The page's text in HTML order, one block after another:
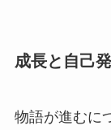
成長と自己
物語が進むに